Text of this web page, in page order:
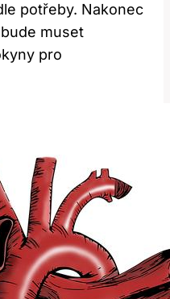
potřeby. Nakonec
muset
pro